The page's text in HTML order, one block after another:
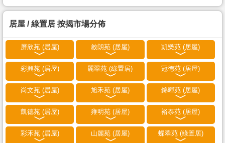
居屋 / 綠置居 按揭市場分佈
屏欣苑 (居屋) 啟朗苑 (居屋) 凱樂苑 (居屋)
彩興苑 (居屋) 麗翠苑 (綠置居) 冠德苑 (居屋)
尚文苑 (居屋) 旭禾苑 (居屋) 錦暉苑 (居屋)
凱德苑 (居屋) 雍明苑 (居屋) 裕泰苑 (居屋)
彩禾苑 (居屋) 山麗苑 (居屋) 蝶翠苑 (綠置居)